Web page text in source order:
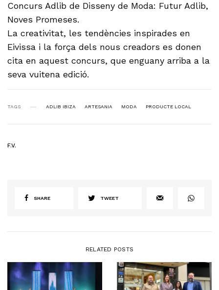
Concurs Adlib de Disseny de Moda: Futur Adlib,
Noves Promeses.
La creativitat, les tendències inspirades en
Eivissa i la força dels nous creadors es donen
cita en aquest concurs, que enguany arriba a la
seva vuitena edició.
TAGS ADLIB IBIZA ARTESANIA MODA PRODUCTE LOCAL
F.V.
SHARE TWEET
RELATED POSTS